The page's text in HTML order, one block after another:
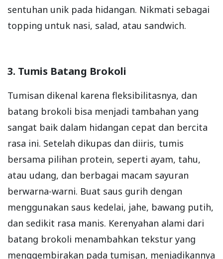
sentuhan unik pada hidangan. Nikmati sebagai
topping untuk nasi, salad, atau sandwich.
3. Tumis Batang Brokoli
Tumisan dikenal karena fleksibilitasnya, dan
batang brokoli bisa menjadi tambahan yang
sangat baik dalam hidangan cepat dan bercita
rasa ini. Setelah dikupas dan diiris, tumis
bersama pilihan protein, seperti ayam, tahu,
atau udang, dan berbagai macam sayuran
berwarna-warni. Buat saus gurih dengan
menggunakan saus kedelai, jahe, bawang putih,
dan sedikit rasa manis. Kerenyahan alami dari
batang brokoli menambahkan tekstur yang
menggembirakan pada tumisan, menjadikannya